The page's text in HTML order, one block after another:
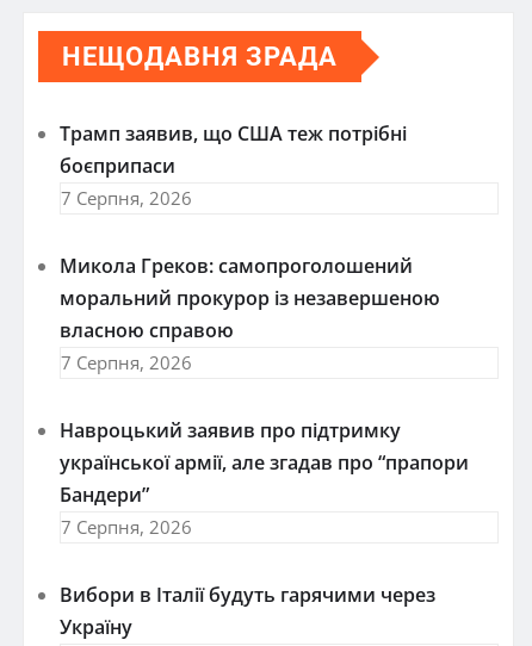
НЕЩОДАВНЯ ЗРАДА
Трамп заявив, що США теж потрібні
боєприпаси
7 Серпня, 2026
Микола Греков: самопроголошений
моральний прокурор із незавершеною
власною справою
7 Серпня, 2026
Навроцький заявив про підтримку
української армії, але згадав про “прапори
Бандери”
7 Серпня, 2026
Вибори в Італії будуть гарячими через
Україну